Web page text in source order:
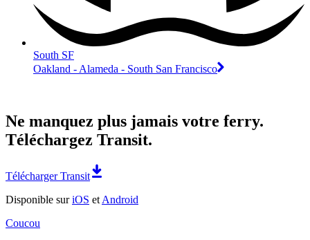
South SF
Oakland - Alameda - South San Francisco
Ne manquez plus jamais votre ferry.
Téléchargez Transit.
Télécharger Transit
Disponible suriOS et Android
Coucou